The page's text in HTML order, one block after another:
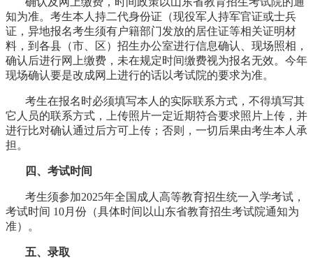
知为准。考生本人持二代身份证（现役军人持军官证或士兵
证，异地报名考生须有户籍部门发放的居住证等相关证明材
料，到各县（市、区）招生办公室进行信息确认、现场照相，
确认后进行网上缴费，未在规定时间缴费视为报名无效。今年
现场确认要是改成网上进行的话以考试院的要求为准。
考生在报名时必须填写本人的实际联系方式，不得填写其
它人员的联系方式，上传照片一定近期符合要求照片上传，并
进行比对确认通过后方可上传；否则，一切后果由考生本人承
担。
四、考试时间
考生须参加2025年全国成人高等教育招生统一入学考试，
考试时间 10月份（具体时间以山东省教育招生考试院通知为
准）。
五、录取